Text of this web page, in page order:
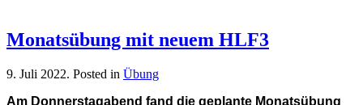
Monatsübung mit neuem HLF3
9. Juli 2022. Posted in Übung
Am Donnerstagabend fand die geplante Monatsübung